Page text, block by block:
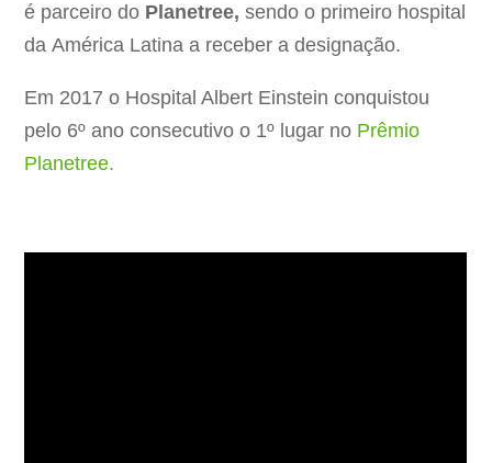
é parceiro do Planetree, sendo o primeiro hospital
da América Latina a receber a designação.
Em 2017 o Hospital Albert Einstein conquistou
pelo 6º ano consecutivo o 1º lugar no Prêmio
Planetree.